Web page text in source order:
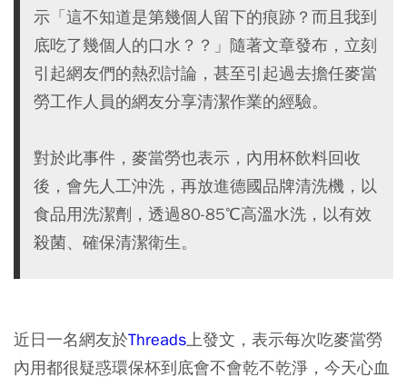
示「這不知道是第幾個人留下的痕跡？而且我到
底吃了幾個人的口水？？」隨著文章發布，立刻
引起網友們的熱烈討論，甚至引起過去擔任麥當
勞工作人員的網友分享清潔作業的經驗。
對於此事件，麥當勞也表示，內用杯飲料回收
後，會先人工沖洗，再放進德國品牌清洗機，以
食品用洗潔劑，透過80-85℃高溫水洗，以有效
殺菌、確保清潔衛生。
近日一名網友於Threads上發文，表示每次吃麥當勞
內用都很疑惑環保杯到底會不會乾不乾淨，今天心血